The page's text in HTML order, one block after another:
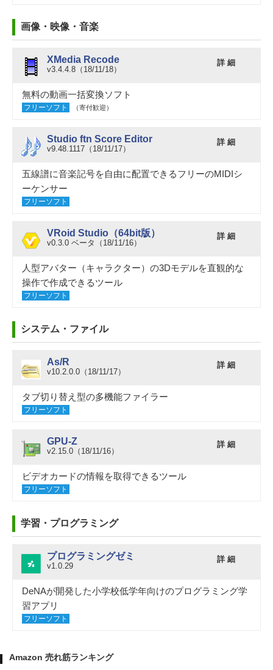
画像・映像・音楽
XMedia Recode
v3.4.4.8（18/11/18）
詳 細
無料の動画一括変換ソフト
フリーソフト （寄付歓迎）
Studio ftn Score Editor
v9.48.1117（18/11/17）
詳 細
五線譜に音楽記号を自由に配置できるフリーのMIDIシ
ーケンサー
フリーソフト
VRoid Studio（64bit版）
v0.3.0 ベータ（18/11/16）
詳 細
人型アバター（キャラクター）の3Dモデルを直観的な
操作で作成できるツール
フリーソフト
システム・ファイル
As/R
v10.2.0.0（18/11/17）
詳 細
タブ切り替え型の多機能ファイラー
フリーソフト
GPU-Z
v2.15.0（18/11/16）
詳 細
ビデオカードの情報を取得できるツール
フリーソフト
学習・プログラミング
プログラミングゼミ
v1.0.29
詳 細
DeNAが開発した小学校低学年向けのプログラミング学
習アプリ
フリーソフト
Amazon 売れ筋ランキング